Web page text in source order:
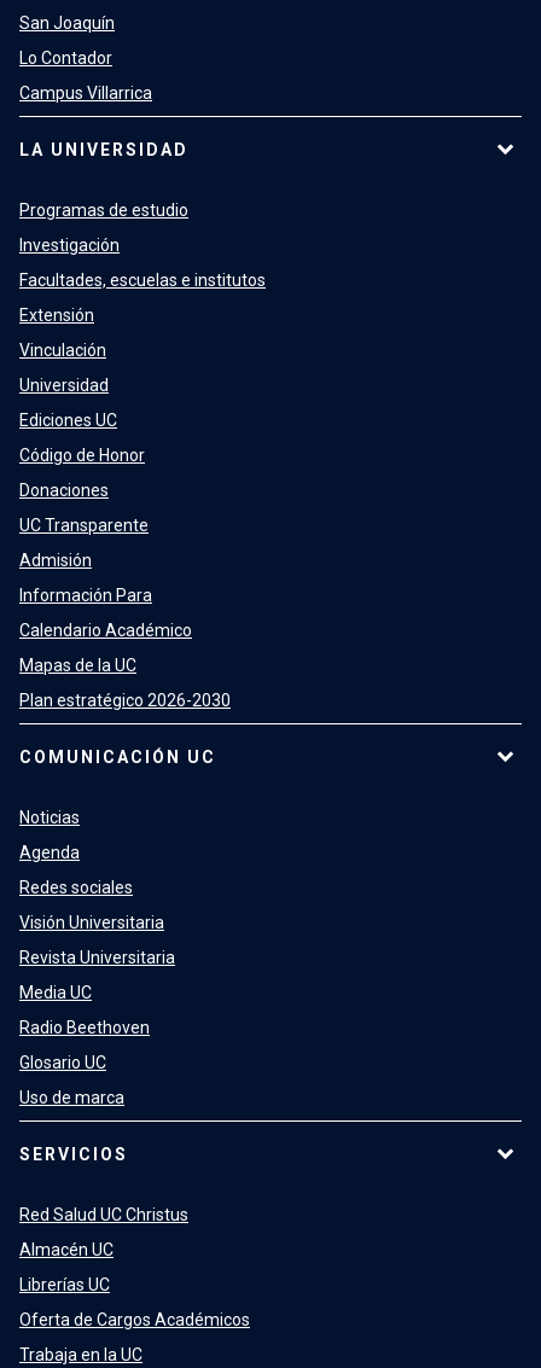
San Joaquín
Lo Contador
Campus Villarrica
LA UNIVERSIDAD
Programas de estudio
Investigación
Facultades, escuelas e institutos
Extensión
Vinculación
Universidad
Ediciones UC
Código de Honor
Donaciones
UC Transparente
Admisión
Información Para
Calendario Académico
Mapas de la UC
Plan estratégico 2026-2030
COMUNICACIÓN UC
Noticias
Agenda
Redes sociales
Visión Universitaria
Revista Universitaria
Media UC
Radio Beethoven
Glosario UC
Uso de marca
SERVICIOS
Red Salud UC Christus
Almacén UC
Librerías UC
Oferta de Cargos Académicos
Trabaja en la UC